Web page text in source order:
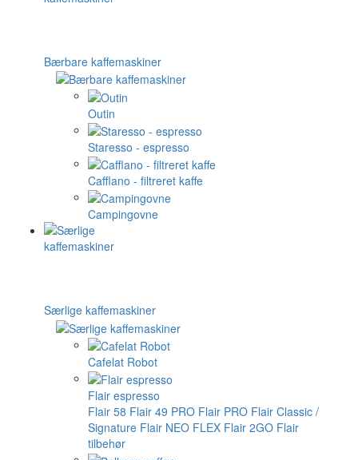
Bærbare kaffemaskiner
Outin
Staresso - espresso
Cafflano - filtreret kaffe
Campingovne
Særlige kaffemaskiner
Cafelat Robot
Flair espresso
Flair 58 Flair 49 PRO Flair PRO Flair Classic /
Signature Flair NEO FLEX Flair 2GO Flair
tilbehør